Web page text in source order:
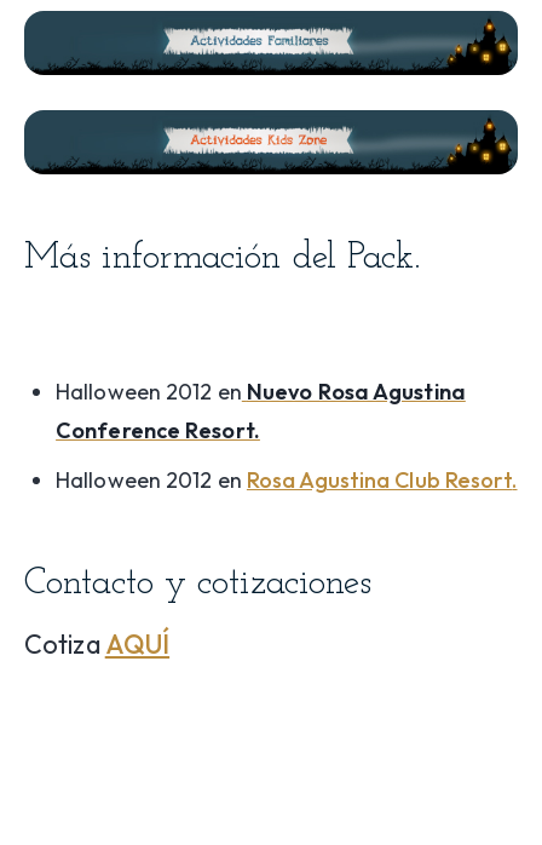
Más información del Pack.
Halloween 2012 en Nuevo Rosa Agustina
Conference Resort.
Halloween 2012 en Rosa Agustina Club Resort.
Contacto y cotizaciones
Cotiza AQUÍ